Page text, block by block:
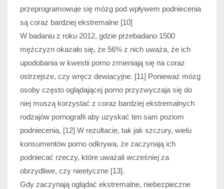
przeprogramowuje się mózg pod wpływem podniecenia
są coraz bardziej ekstremalne [10]
W badaniu z roku 2012, gdzie przebadano 1500
mężczyzn okazało się, że 56% z nich uważa, że ich
upodobania w kwestii porno zmieniają się na coraz
ostrzejsze, czy wręcz dewiacyjne. [11] Ponieważ mózg
osoby często oglądającej porno przyzwyczaja się do
niej muszą korzystać z coraz bardziej ekstremalnych
rodzajów pornografii aby uzyskać ten sam poziom
podniecenia, [12] W rezultacie, tak jak szczury, wielu
konsumentów porno odkrywa, że zaczynają ich
podniecać rzeczy, które uważali wcześniej za
obrzydliwe, czy nieetyczne [13].
Gdy zaczynają oglądać ekstremalne, niebezpieczne